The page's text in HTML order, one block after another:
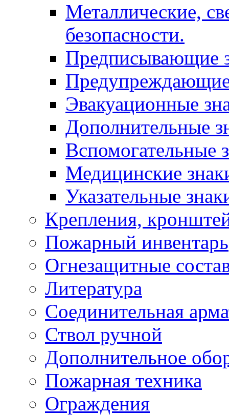
Металлические,
безопасности.
Предписывающие
Эвакуационные
Дополнительные
Вспомогательные
Медицинские
Указательные
Крепления,
Пожарный инвентарь
Огнезащитные
Литература
Соединительная
Ствол ручной
Дополнительное
Пожарная техника
Ограждения